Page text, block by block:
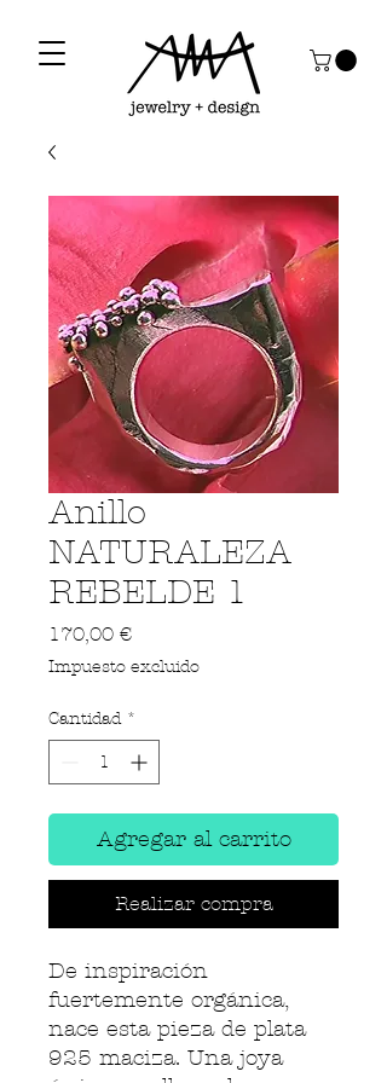
Anillo
NATURALEZA
REBELDE 1
170,00 €Precio
Impuesto excluido
Cantidad *
Agregar al carrito
Realizar compra
De inspiración
fuertemente orgánica,
nace esta pieza de plata
925 maciza. Una joya